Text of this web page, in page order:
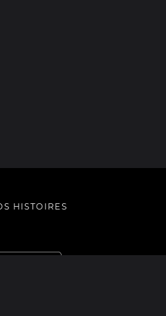
HISTOIRES